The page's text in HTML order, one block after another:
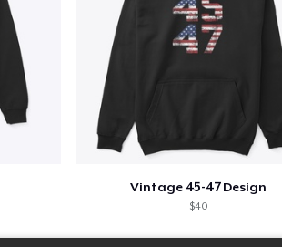
Vintage 45-47 Design
$40